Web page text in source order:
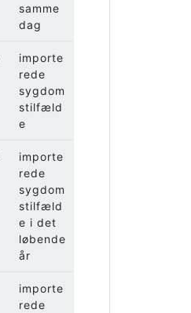
samme
dag
importe
rede
sygdom
stilfæld
e
importe
rede
sygdom
stilfæld
e i det
løbende
år
importe
rede